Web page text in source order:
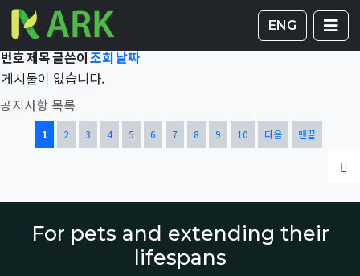
ENG
Total 43,093건1 페이지 게시판
공지사항 목록
번호제목글쓴이조회날짜
게시물이 없습니다.
열린
1 페이지
2
페이지3페이지4
페이지5페이지6
페이지7
페이지8
페이지9
페이지10
페이지 다음 맨끝
For pets and extending their
lifespans